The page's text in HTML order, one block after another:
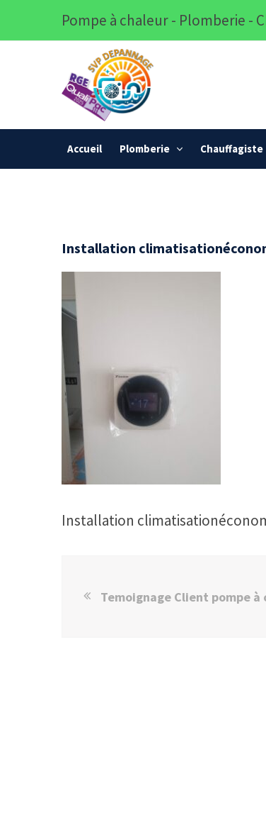
Pompe à chaleur - Plomberie -
Accueil Plomberie Chauffagiste
Installation
Installation